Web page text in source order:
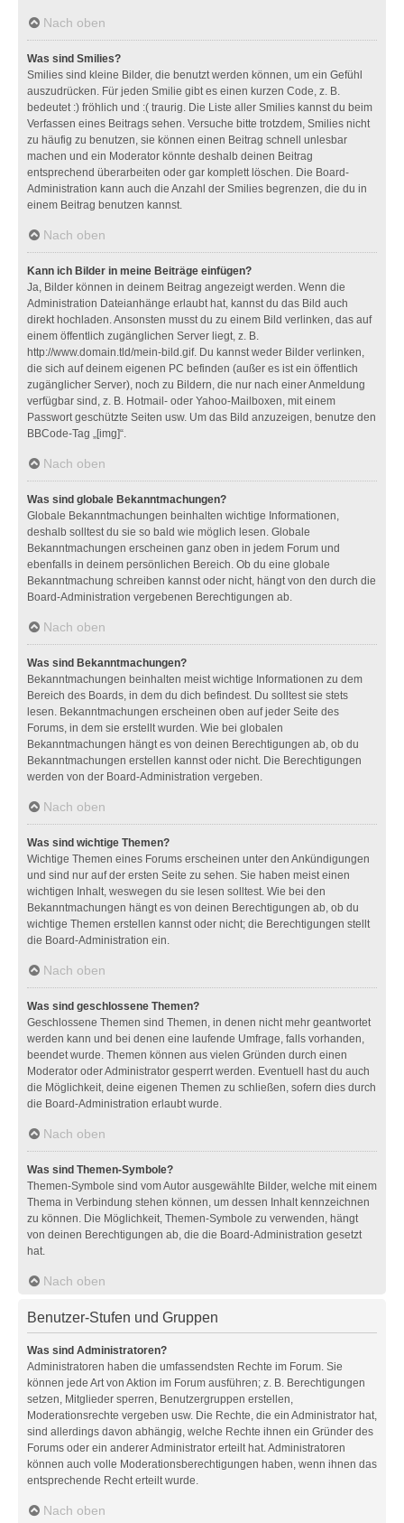
Nach oben
Was sind Smilies?
Smilies sind kleine Bilder, die benutzt werden können, um ein Gefühl
auszudrücken. Für jeden Smilie gibt es einen kurzen Code, z. B.
bedeutet :) fröhlich und :( traurig. Die Liste aller Smilies kannst du beim
Verfassen eines Beitrags sehen. Versuche bitte trotzdem, Smilies nicht
zu häufig zu benutzen, sie können einen Beitrag schnell unlesbar
machen und ein Moderator könnte deshalb deinen Beitrag
entsprechend überarbeiten oder gar komplett löschen. Die Board-
Administration kann auch die Anzahl der Smilies begrenzen, die du in
einem Beitrag benutzen kannst.
Nach oben
Kann ich Bilder in meine Beiträge einfügen?
Ja, Bilder können in deinem Beitrag angezeigt werden. Wenn die
Administration Dateianhänge erlaubt hat, kannst du das Bild auch
direkt hochladen. Ansonsten musst du zu einem Bild verlinken, das auf
einem öffentlich zugänglichen Server liegt, z. B.
http://www.domain.tld/mein-bild.gif. Du kannst weder Bilder verlinken,
die sich auf deinem eigenen PC befinden (außer es ist ein öffentlich
zugänglicher Server), noch zu Bildern, die nur nach einer Anmeldung
verfügbar sind, z. B. Hotmail- oder Yahoo-Mailboxen, mit einem
Passwort geschützte Seiten usw. Um das Bild anzuzeigen, benutze den
BBCode-Tag „[img]“.
Nach oben
Was sind globale Bekanntmachungen?
Globale Bekanntmachungen beinhalten wichtige Informationen,
deshalb solltest du sie so bald wie möglich lesen. Globale
Bekanntmachungen erscheinen ganz oben in jedem Forum und
ebenfalls in deinem persönlichen Bereich. Ob du eine globale
Bekanntmachung schreiben kannst oder nicht, hängt von den durch die
Board-Administration vergebenen Berechtigungen ab.
Nach oben
Was sind Bekanntmachungen?
Bekanntmachungen beinhalten meist wichtige Informationen zu dem
Bereich des Boards, in dem du dich befindest. Du solltest sie stets
lesen. Bekanntmachungen erscheinen oben auf jeder Seite des
Forums, in dem sie erstellt wurden. Wie bei globalen
Bekanntmachungen hängt es von deinen Berechtigungen ab, ob du
Bekanntmachungen erstellen kannst oder nicht. Die Berechtigungen
werden von der Board-Administration vergeben.
Nach oben
Was sind wichtige Themen?
Wichtige Themen eines Forums erscheinen unter den Ankündigungen
und sind nur auf der ersten Seite zu sehen. Sie haben meist einen
wichtigen Inhalt, weswegen du sie lesen solltest. Wie bei den
Bekanntmachungen hängt es von deinen Berechtigungen ab, ob du
wichtige Themen erstellen kannst oder nicht; die Berechtigungen stellt
die Board-Administration ein.
Nach oben
Was sind geschlossene Themen?
Geschlossene Themen sind Themen, in denen nicht mehr geantwortet
werden kann und bei denen eine laufende Umfrage, falls vorhanden,
beendet wurde. Themen können aus vielen Gründen durch einen
Moderator oder Administrator gesperrt werden. Eventuell hast du auch
die Möglichkeit, deine eigenen Themen zu schließen, sofern dies durch
die Board-Administration erlaubt wurde.
Nach oben
Was sind Themen-Symbole?
Themen-Symbole sind vom Autor ausgewählte Bilder, welche mit einem
Thema in Verbindung stehen können, um dessen Inhalt kennzeichnen
zu können. Die Möglichkeit, Themen-Symbole zu verwenden, hängt
von deinen Berechtigungen ab, die die Board-Administration gesetzt
hat.
Nach oben
Benutzer-Stufen und Gruppen
Was sind Administratoren?
Administratoren haben die umfassendsten Rechte im Forum. Sie
können jede Art von Aktion im Forum ausführen; z. B. Berechtigungen
setzen, Mitglieder sperren, Benutzergruppen erstellen,
Moderationsrechte vergeben usw. Die Rechte, die ein Administrator hat,
sind allerdings davon abhängig, welche Rechte ihnen ein Gründer des
Forums oder ein anderer Administrator erteilt hat. Administratoren
können auch volle Moderationsberechtigungen haben, wenn ihnen das
entsprechende Recht erteilt wurde.
Nach oben